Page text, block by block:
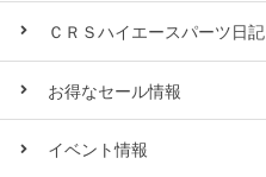
ＣＲＳハイエースパーツ日記
お得なセール情報
イベント情報